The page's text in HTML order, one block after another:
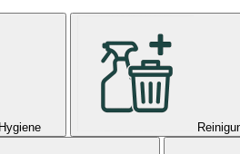
Hygiene